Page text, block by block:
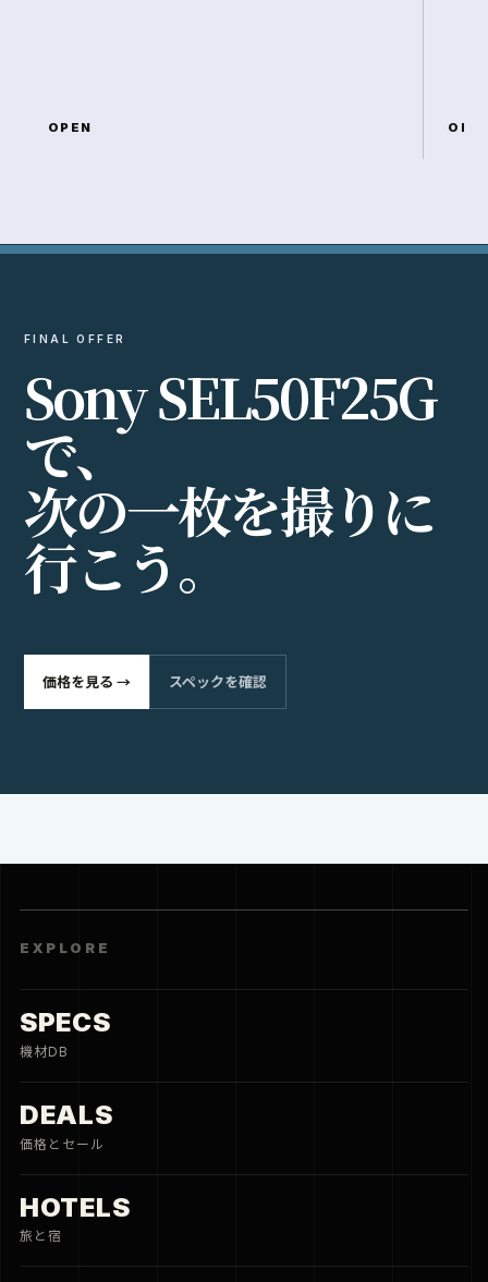
OPEN
FINAL OFFER
SonySEL50F25G
で、
次の一枚を撮りに
行こう。
価格を見る → スペックを確認
EXPLORE
SPECS
機材DB
DEALS
価格とセール
HOTELS
旅と宿